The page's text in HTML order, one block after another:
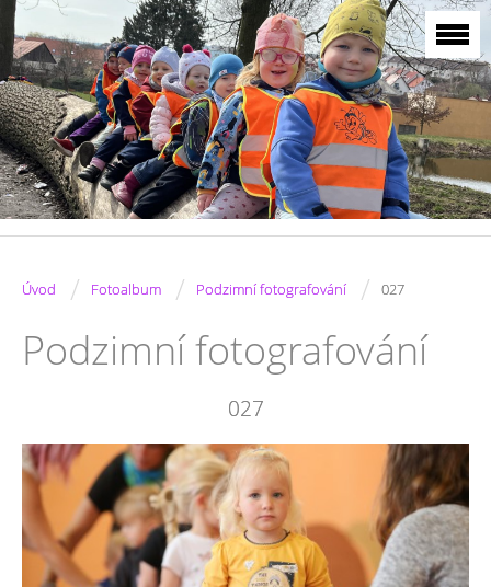
Úvod / Fotoalbum / Podzimní fotografování / 027
Podzimní fotografování
027